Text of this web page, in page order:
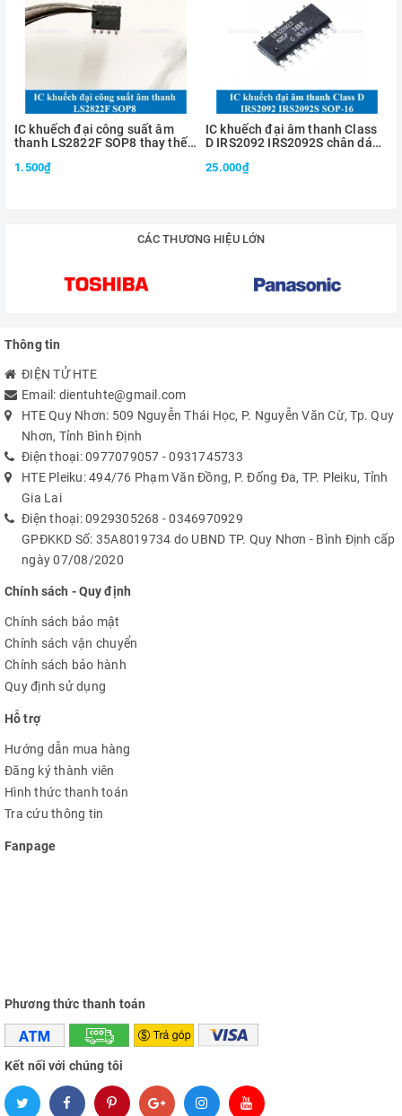
IC khuếch đại công suất âm
thanh LS2822F SOP8 thay thế
1.500₫
IC khuếch đại âm thanh Class
D IRS2092 IRS2092S chân dán
25.000₫
CÁC THƯƠNG HIỆU LỚN
Thông tin
ĐIỆN TỬ HTE
Email: dientuhte@gmail.com
HTE Quy Nhơn: 509 Nguyễn Thái Học, P. Nguyễn Văn Cừ, Tp. Quy
Nhơn, Tỉnh Bình Định
Điện thoại:0977079057 -0931745733
HTE Pleiku: 494/76 Phạm Văn Đồng, P. Đống Đa, TP. Pleiku, Tỉnh
Gia Lai
Điện thoại:0929305268 -0346970929
GPĐKKD Số: 35A8019734 do UBND TP. Quy Nhơn - Bình Định cấp
ngày 07/08/2020
Chính sách - Quy định
Chính sách bảo mật
Chính sách vận chuyển
Chính sách bảo hành
Quy định sử dụng
Hỗ trợ
Hướng dẫn mua hàng
Đăng ký thành viên
Hình thức thanh toán
Tra cứu thông tin
Fanpage
Phương thức thanh toán
Kết nối với chúng tôi